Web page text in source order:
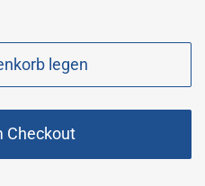
legen
Checkout